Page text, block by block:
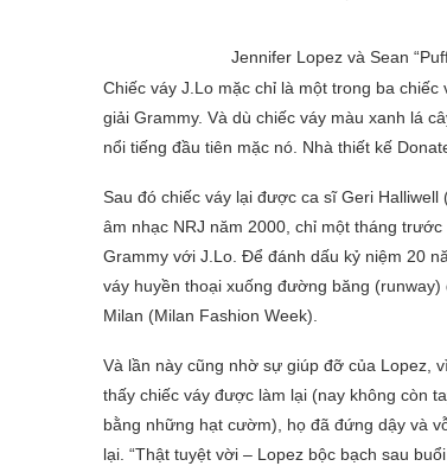
Jennifer Lopez và Sean
Chiếc váy J.Lo mặc chỉ là một trong ba
giải Grammy. Và dù chiếc váy màu xanh lá
nổi tiếng đầu tiên mặc nó. Nhà thiết kế
Sau đó chiếc váy lại được ca sĩ Geri
âm nhạc NRJ năm 2000, chỉ một tháng
Grammy với J.Lo. Để đánh dấu kỷ niệm 20
váy huyền thoại xuống đường băng
Milan (Milan Fashion Week).
Và lần này cũng nhờ sự giúp đỡ của Lopez,
thấy chiếc váy được làm lại (nay không còn
bằng những hạt cườm), họ đã đứng dậy và
lại. “Thật tuyệt vời – Lopez bộc bạch sau